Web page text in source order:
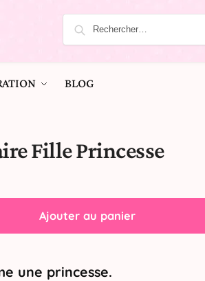
BLOG
Fille Princesse
Ajouter au panier
une princesse.